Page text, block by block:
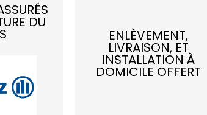
DU
ENLÈVEMENT,
LIVRAISON, ET
INSTALLATION À
DOMICILE OFFERT